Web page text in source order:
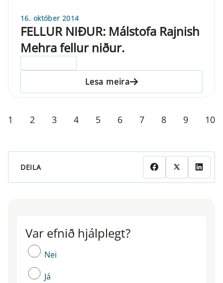
16. október 2014
FELLUR NIÐUR: Málstofa Rajnish
Mehra fellur niður.
Lesa meira
1 2 3 4 5 6 7 8 9 10
DEILA
Var efnið hjálplegt?
Var efnið hjálplegt?
Nei
Já